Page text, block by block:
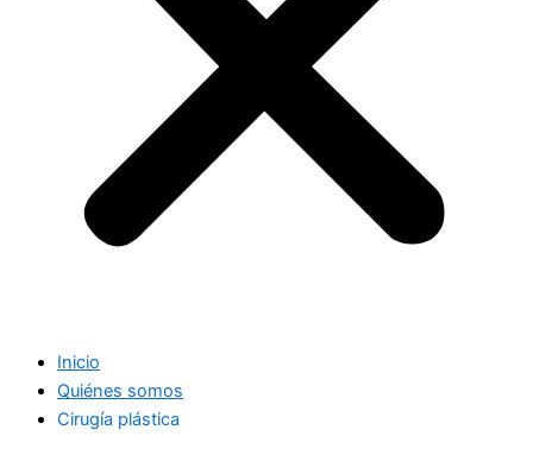
Inicio
Quiénes somos
Cirugía plástica